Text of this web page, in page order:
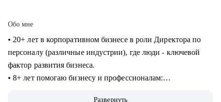
Обо мне
• 20+ лет в корпоративном бизнесе в роли Директора по
персоналу (различные индустрии), где люди - ключевой
фактор развития бизнеса.
• 8+ лет помогаю бизнесу и профессионалам:
Развернуть